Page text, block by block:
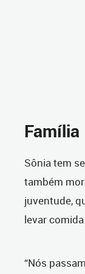
Família
Sônia tem
também
juventude,
levar
“Nós